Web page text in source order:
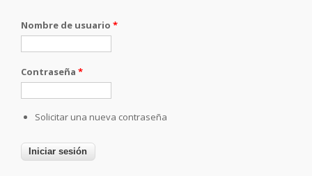
Nombre de usuario *
Contraseña *
Solicitar una nueva contraseña